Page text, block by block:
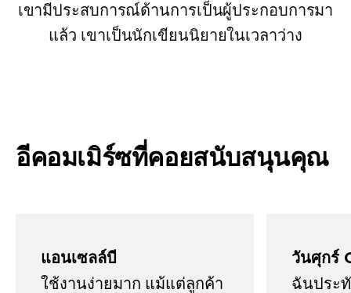
เขามีประสบการณ์ด้านการเป็นผู้ประกอบการมา
แล้ว เขาเป็นนักเขียนนิยายในเวลาว่าง
อีคอมเมิร์ซที่คอยสนับสนุนคุณ
แอนเซลล์บี
ใช้งานง่ายมาก แม้แต่ลูกค้า
วันศุกร์
ฉันประ